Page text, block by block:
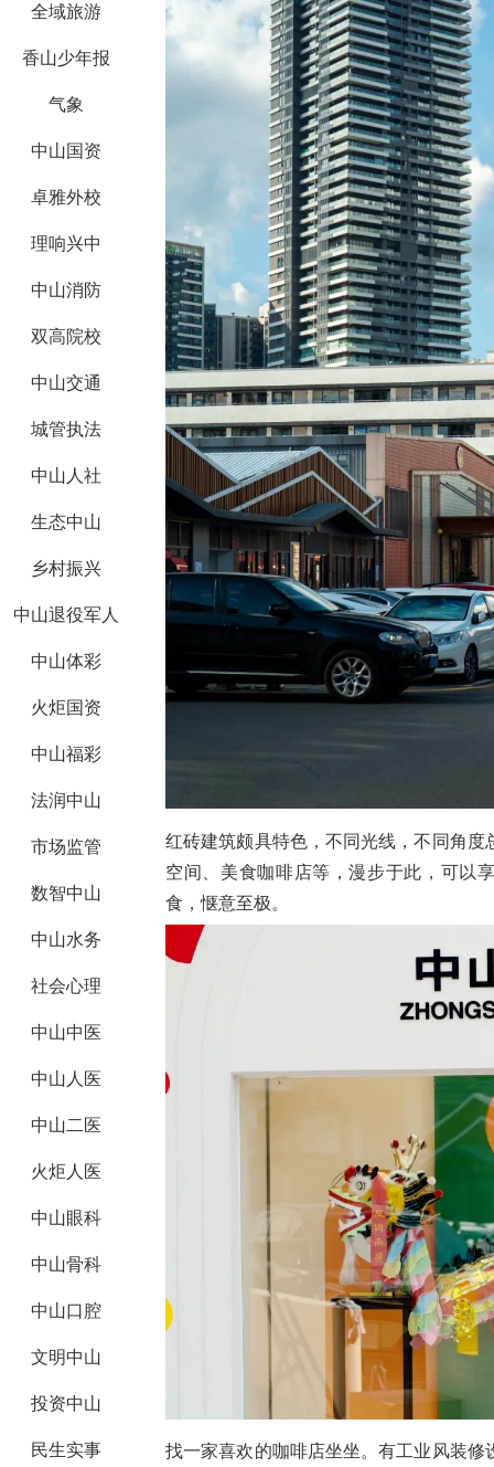
全域旅游
香山少年报
气象
中山国资
卓雅外校
理响兴中
中山消防
双高院校
中山交通
城管执法
中山人社
生态中山
乡村振兴
中山退役军人
中山体彩
火炬国资
中山福彩
法润中山
市场监管
数智中山
中山水务
社会心理
中山中医
中山人医
中山二医
火炬人医
中山眼科
中山骨科
中山口腔
文明中山
投资中山
民生实事
红砖建筑颇具特色，不同光线，不同角
空间、美食咖啡店等，漫步于此，可以
食，惬意至极。
找一家喜欢的咖啡店坐坐。有工业风装